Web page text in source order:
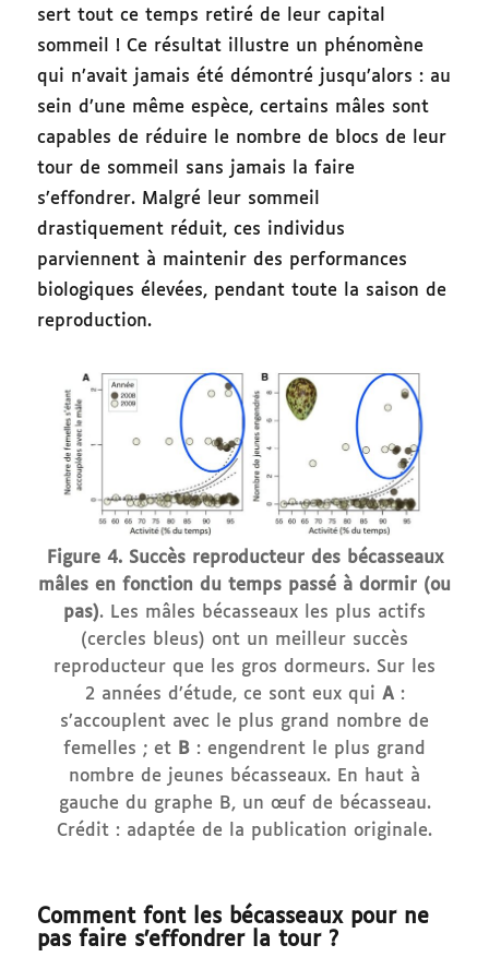
sert tout ce temps retiré de leur capital
sommeil ! Ce résultat illustre un phénomène
qui n’avait jamais été démontré jusqu’alors : au
sein d’une même espèce, certains mâles sont
capables de réduire le nombre de blocs de leur
tour de sommeil sans jamais la faire
s’effondrer. Malgré leur sommeil
drastiquement réduit, ces individus
parviennent à maintenir des performances
biologiques élevées, pendant toute la saison de
reproduction.
Figure 4. Succès reproducteur des bécasseaux
mâles en fonction du temps passé à dormir (ou
pas). Les mâles bécasseaux les plus actifs
(cercles bleus) ont un meilleur succès
reproducteur que les gros dormeurs. Sur les
2 années d’étude, ce sont eux qui A:
s’accouplent avec le plus grand nombre de
femelles ; et B : engendrent le plus grand
nombre de jeunes bécasseaux. En haut à
gauche du graphe B, un œuf de bécasseau.
Crédit : adaptée de la publication originale.
Comment font les bécasseaux pour ne
pas faire s’effondrer la tour ?